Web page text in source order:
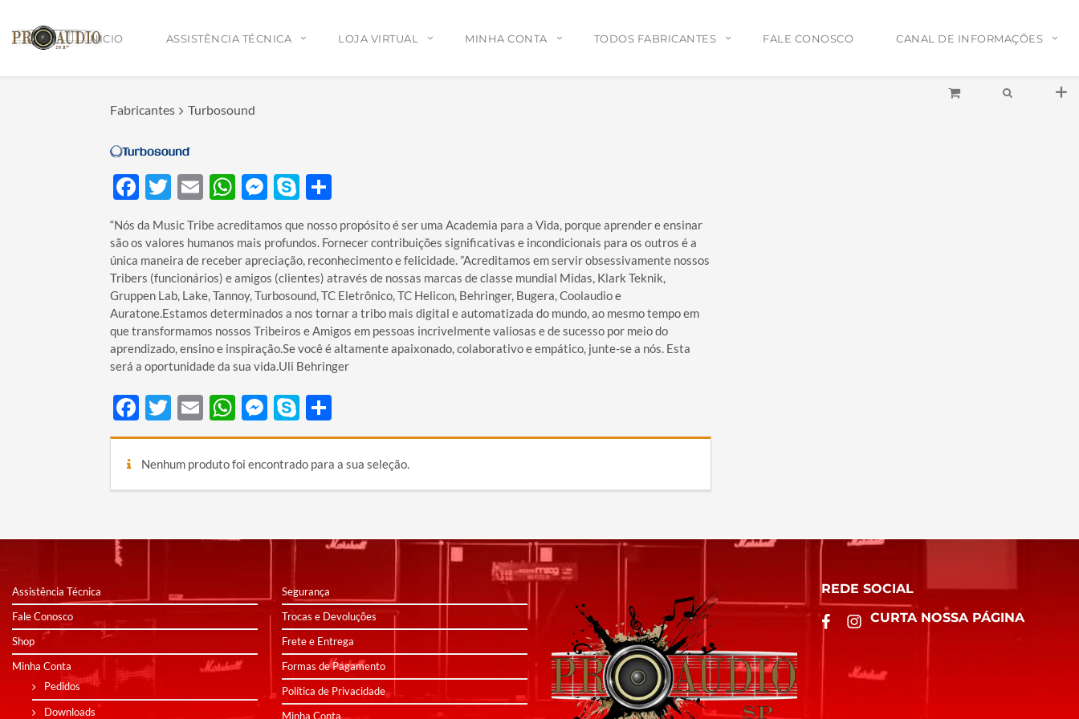
INICIO ASSISTÊNCIA TÉCNICA
Serviço Leva e Traz para Assistência Técnica
Assistência Técnica para Todo Brasil
LOJA VIRTUAL MINHA CONTA TODOS FABRICANTES FALE CONOSCO CANAL DE INFORMAÇÕES
Fabricantes Turbosound
Facebook
Twitter
EmailWhatsApp
Messenger
Skype
“Nós da Music Tribe acreditamos que nosso propósito é ser uma Academia para a Vida, porque aprender e ensinar
são os valores humanos mais profundos. Fornecer contribuições significativas e incondicionais para os outros é a
única maneira de receber apreciação, reconhecimento e felicidade. ”Acreditamos em servir obsessivamente nossos
Tribers (funcionários) e amigos (clientes) através de nossas marcas de classe mundial Midas, Klark Teknik,
Gruppen Lab, Lake, Tannoy, Turbosound, TC Eletrônico, TC Helicon, Behringer, Bugera, Coolaudio e
Auratone.Estamos determinados a nos tornar a tribo mais digital e automatizada do mundo, ao mesmo tempo em
que transformamos nossos Tribeiros e Amigos em pessoas incrivelmente valiosas e de sucesso por meio do
aprendizado, ensino e inspiração.Se você é altamente apaixonado, colaborativo e empático, junte-se a nós. Esta
será a oportunidade da sua vida.Uli Behringer
Facebook
Twitter
EmailWhatsApp
Messenger
Skype
Nenhum produto foi encontrado para a sua seleção.
Assistência Técnica
Fale Conosco
Shop
Minha Conta
Pedidos
Downloads
Segurança
Trocas e Devoluções
Frete e Entrega
Formas de Pagamento
Política de Privacidade
Minha Conta
REDE SOCIAL
CURTA NOSSA PÁGINA